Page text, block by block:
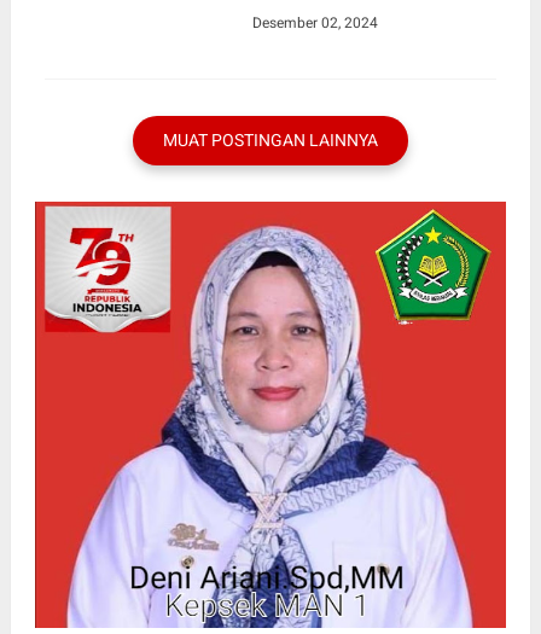
Kawal Nusantara
Desember 02, 2024
MUAT POSTINGAN LAINNYA